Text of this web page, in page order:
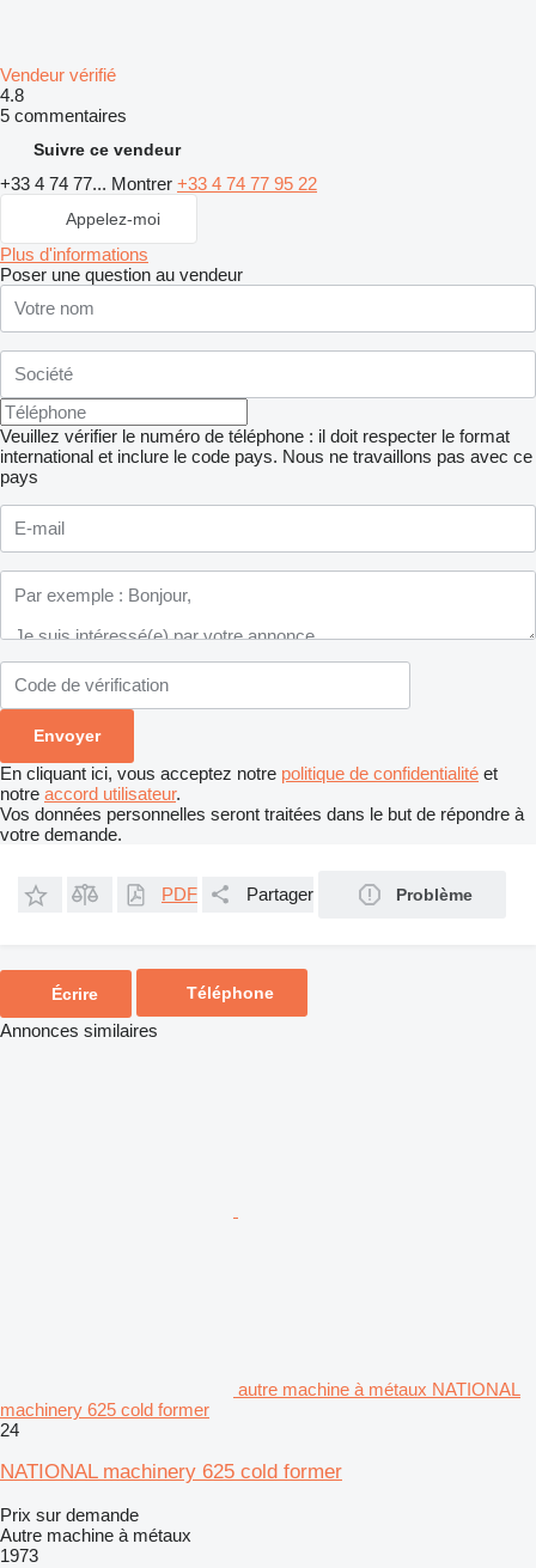
Vendeur vérifié
4.8
5 commentaires
Suivre ce vendeur
+33 4 74 77... Montrer +33 4 74 77 95 22
Appelez-moi
Plus d'informations
Poser une question au vendeur
Veuillez vérifier le numéro de téléphone : il doit respecter le format
international et inclure le code pays. Nous ne travaillons pas avec ce
pays
En cliquant ici, vous acceptez notre politique de confidentialité et
notre accord utilisateur.
Vos données personnelles seront traitées dans le but de répondre à
votre demande.
PDF Partager Problème
Écrire Téléphone
Annonces similaires
autre machine à métaux NATIONAL
machinery 625 cold former
24
NATIONAL machinery 625 cold former
Prix sur demande
Autre machine à métaux
1973